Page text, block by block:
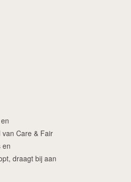
Care & Fair
en
draagt bij aan